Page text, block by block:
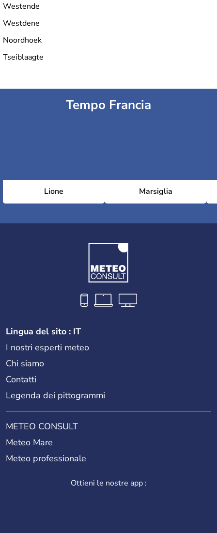
Westende
Westdene
Noordhoek
Tseiblaagte
Tempo Francia
Lione Marsiglia
Lingua del sito : IT
I nostri esperti meteo
Chi siamo
Contatti
Legenda dei pittogrammi
METEO CONSULT
Meteo Mare
Meteo professionale
Ottieni le nostre app :